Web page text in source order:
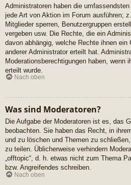
Administratoren haben die
jede Art von Aktion im Forum ausführen;
Mitglieder sperren, Benutzergruppen
vergeben usw. Die Rechte, die ein
davon abhängig, welche Rechte ihnen ein
anderer Administrator erteilt hat.
Moderationsberechtigungen haben, wenn
erteilt wurde.
Nach oben
Was sind Moderatoren?
Die Aufgabe der Moderatoren ist es, das
beobachten. Sie haben das Recht, in
und zu löschen und Themen zu
zu teilen. Üblicherweise verhindern
„offtopic“, d. h. etwas nicht zum Thema
bzw. Angreifendes schreiben.
Nach oben